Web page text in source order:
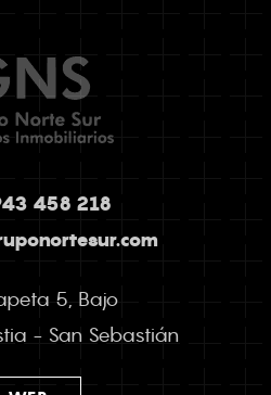
458 218
5, Bajo
- San Sebastián